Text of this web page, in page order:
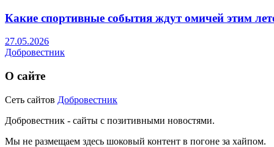
Какие спортивные события ждут омичей этим
27.05.2026
Добровестник
О сайте
Сеть сайтов Добровестник
Добровестник - сайты с позитивными новостями.
Мы не размещаем здесь шоковый контент в погоне за хайпом.